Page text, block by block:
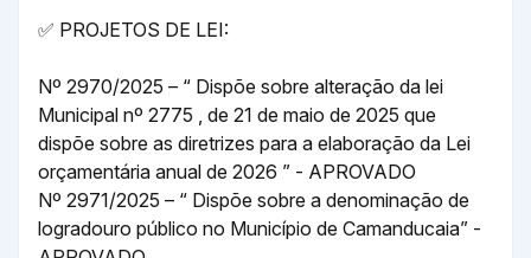
✅ PROJETOS DE LEI:
Nº 2970/2025 – “ Dispõe sobre alteração da lei
Municipal nº 2775 , de 21 de maio de 2025 que
dispõe sobre as diretrizes para a elaboração da Lei
orçamentária anual de 2026 ” - APROVADO
Nº 2971/2025 – “ Dispõe sobre a denominação de
logradouro público no Município de Camanducaia” -